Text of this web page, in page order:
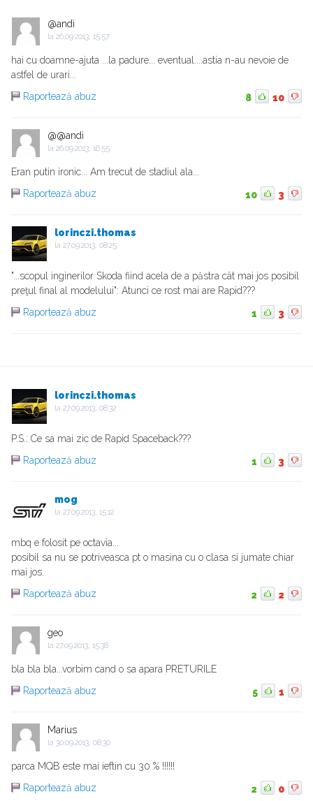
@andi
la 26.09.2013, 15:57
hai cu doamne-ajuta ...la padure... eventual....astia n-au nevoie de
astfel de urari...
Raportează abuz
8 10
@@andi
la 26.09.2013, 16:55
Eran putin ironic... Am trecut de stadiul ala...
Raportează abuz
10 3
lorinczi.thomas
la 27.09.2013, 08:25
"...scopul inginerilor Skoda fiind acela de a păstra cât mai jos posibil
preţul final al modelului": Atunci ce rost mai are Rapid???
Raportează abuz
1 3
lorinczi.thomas
la 27.09.2013, 08:32
P.S.: Ce sa mai zic de Rapid Spaceback???
Raportează abuz
1 3
mog
la 27.09.2013, 15:12
mbq e folosit pe octavia...
posibil sa nu se potriveasca pt o masina cu o clasa si jumate chiar
mai jos.
Raportează abuz
2 2
geo
la 27.09.2013, 15:38
bla bla bla...vorbim cand o sa apara PRETURILE
Raportează abuz
5 1
Marius
la 30.09.2013, 08:30
parca MQB este mai ieftin cu 30 % !!!!!!
Raportează abuz
2 0